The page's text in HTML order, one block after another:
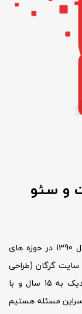
و سئو
شرکت طراحی سایت هیرکانا فعالیت خود را از سال 1390 در حوزه های
سایت گرگان(طراحی
) آغاز نموده و پس از گذشت نزدیک به 15 سال و با
سراین مسئله هستیم